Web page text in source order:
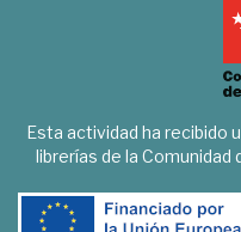
Esta actividad ha recibido
librerías de la